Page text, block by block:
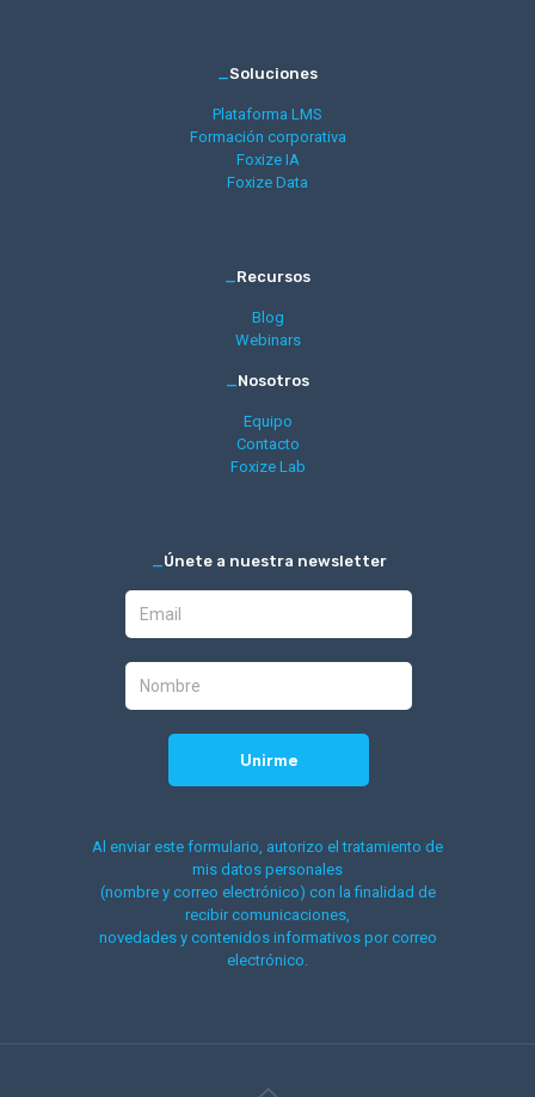
_Soluciones
Plataforma LMS
Formación corporativa
Foxize IA
Foxize Data
_Recursos
Blog
Webinars
_Nosotros
Equipo
Contacto
Foxize Lab
_Únete a nuestra newsletter
Al enviar este formulario, autorizo el tratamiento de
mis datos personales
(nombre y correo electrónico) con la finalidad de
recibir comunicaciones,
novedades y contenidos informativos por correo
electrónico.